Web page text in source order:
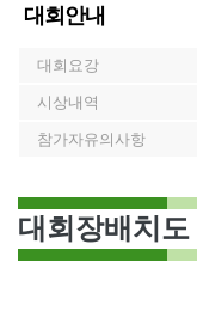
대회안내
대회요강
시상내역
참가자유의사항
대회장배치도